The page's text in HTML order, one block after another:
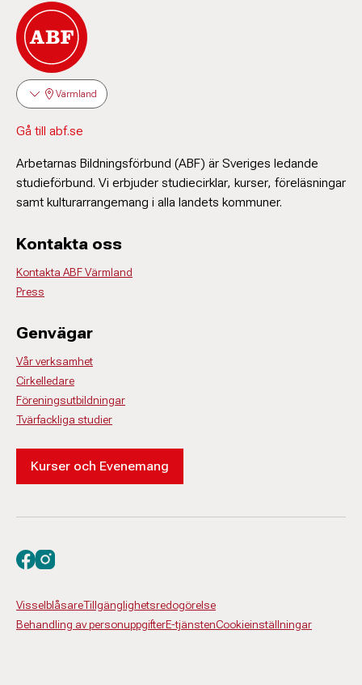
Värmland
Gå till abf.se
Arbetarnas Bildningsförbund (ABF) är Sveriges ledande
studieförbund. Vi erbjuder studiecirklar, kurser, föreläsningar
samt kulturarrangemang i alla landets kommuner.
Kontakta oss
Kontakta ABF Värmland
Press
Genvägar
Vår verksamhet
Cirkelledare
Föreningsutbildningar
Tvärfackliga studier
Kurser och Evenemang
VisselblåsareTillgänglighetsredogörelse
Behandling av personuppgifterE-tjänstenCookieinställningar
Besök oss på facebook
Besök oss på instagram